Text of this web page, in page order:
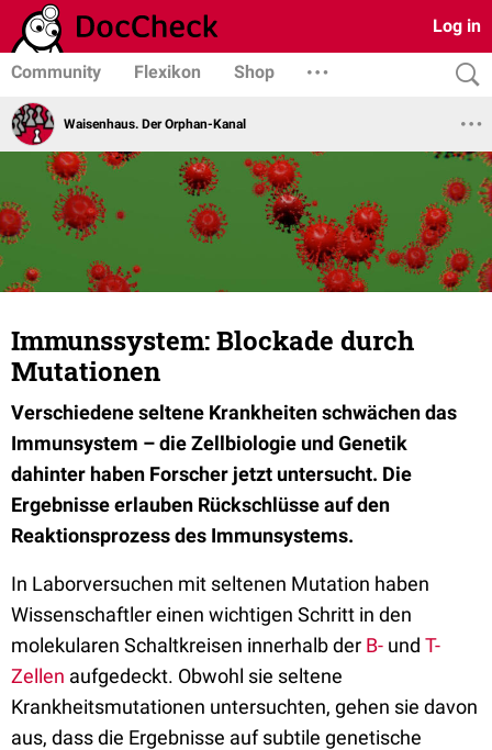
Log in
Community Flexikon Shop
Waisenhaus. Der Orphan-Kanal
Immunssystem: Blockade durch
Mutationen
Verschiedene seltene Krankheiten schwächen das
Immunsystem – die Zellbiologie und Genetik
dahinter haben Forscher jetzt untersucht. Die
Ergebnisse erlauben Rückschlüsse auf den
Reaktionsprozess des Immunsystems.
In Laborversuchen mit seltenen Mutation haben
Wissenschaftler einen wichtigen Schritt in den
molekularen Schaltkreisen innerhalb der B- und T-
Zellen aufgedeckt. Obwohl sie seltene
Krankheitsmutationen untersuchten, gehen sie davon
aus, dass die Ergebnisse auf subtile genetische